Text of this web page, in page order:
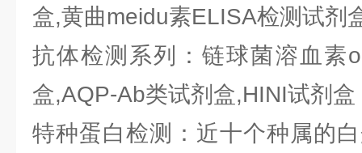
盒,黄曲meidu素ELISA检测试剂
抗体检测系列：链球菌溶血素
盒,AQP-Ab类试剂盒,HINI试剂盒
特种蛋白检测：近十个种属的